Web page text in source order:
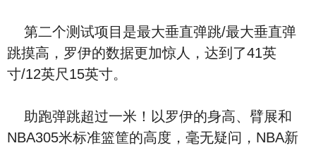
第二个测试项目是最大垂直弹跳/最大垂直弹
跳摸高，罗伊的数据更加惊人，达到了41英
寸/12英尺15英寸。
助跑弹跳超过一米！以罗伊的身高、臂展和
NBA305米标准篮筐的高度，毫无疑问，NBA新